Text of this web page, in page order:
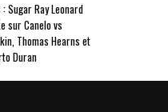
: Sugar Ray Leonard
sur Canelo vs
Thomas Hearns et
Duran